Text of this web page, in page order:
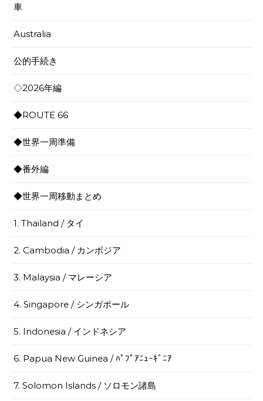
車
Australia
公的手続き
◇2026年編
◆ROUTE 66
◆世界一周準備
◆番外編
◆世界一周移動まとめ
1. Thailand / タイ
2. Cambodia / カンボジア
3. Malaysia / マレーシア
4. Singapore / シンガポール
5. Indonesia / インドネシア
6. Papua New Guinea / ﾊﾟﾌﾟｱﾆｭｰｷﾞﾆｱ
7. Solomon Islands / ソロモン諸島